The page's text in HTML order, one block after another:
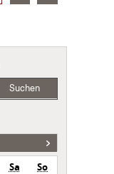
Suchen
Sa
So